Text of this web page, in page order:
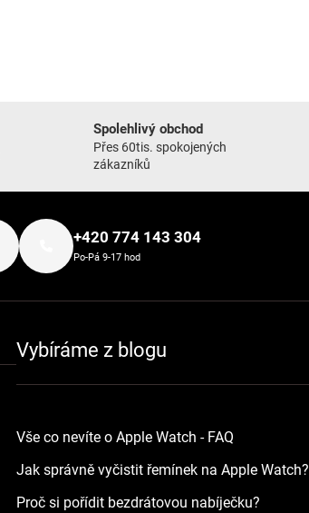
Spolehlivý obchod
Přes 60tis. spokojených
zákazníků
+420 774 143 304
Po-Pá 9-17 hod
Vybíráme z blogu
Vše co nevíte o Apple Watch - FAQ
Jak správně vyčistit řemínek na Apple Watch?
Proč si pořídit bezdrátovou nabíječku?